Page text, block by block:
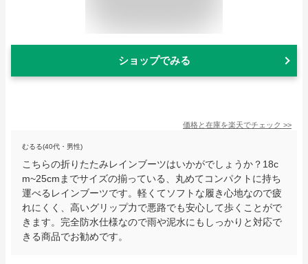
ショップでみる
価格と在庫を楽天でチェック >>
むるる(40代・男性)
こちらの折りたたみレインブーツはいかがでしょうか？18c
m~25cmまでサイズの揃っている、丸めてコンパクトに持ち
運べるレインブーツです。軽くてソフトな履き心地なので疲
れにくく、高いグリップ力で悪路でも安心して歩くことがで
きます。完全防水仕様なので雨や泥水にもしっかりと対応で
きる商品でお勧めです。